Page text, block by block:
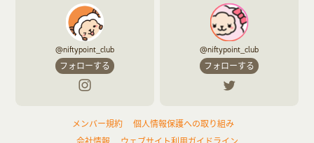
お役立ち
赤ちゃん・こども・マタニティ
ふるさと納税
@niftypoint_club
フォローする
@niftypoint_club
フォローする
メンバー規約
個人情報保護への取り組み